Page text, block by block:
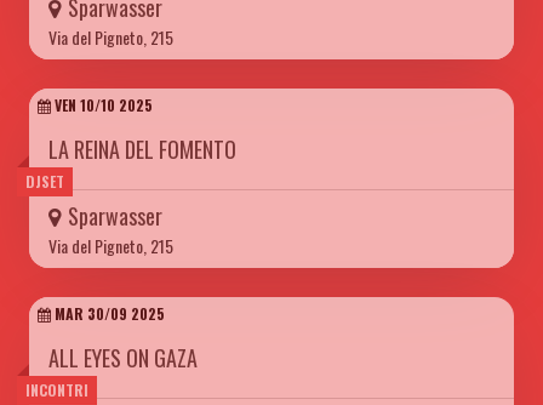
Sparwasser
Via del Pigneto, 215
DJSET
VEN 10/10 2025
LA REINA DEL FOMENTO
Sparwasser
Via del Pigneto, 215
INCONTRI
MAR 30/09 2025
ALL EYES ON GAZA